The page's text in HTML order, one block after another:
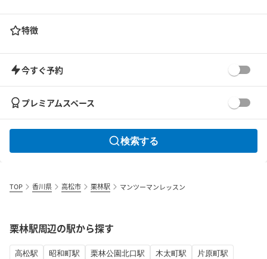
特徴
今すぐ予約
プレミアムスペース
検索する
TOP 香川県 高松市 栗林駅 マンツーマンレッスン
栗林駅周辺の駅から探す
高松駅 昭和町駅 栗林公園北口駅 木太町駅
片原町駅